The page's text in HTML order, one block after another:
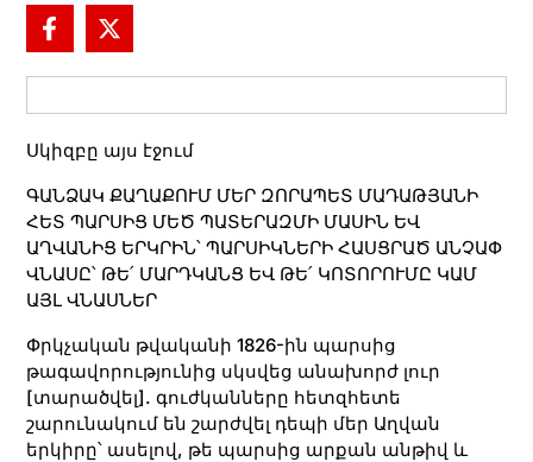
Սկիզբը այս էջում
ԳԱՆՁԱԿ ՔԱՂԱՔՈՒՄ ՄԵՐ ԶՈՐԱՊԵՏ ՄԱԴԱԹՅԱՆԻ
ՀԵՏ ՊԱՐՍԻՑ ՄԵԾ ՊԱՏԵՐԱԶՄԻ ՄԱՍԻՆ ԵՎ
ԱՂՎԱՆԻՑ ԵՐԿՐԻՆ՝ ՊԱՐՍԻԿՆԵՐԻ ՀԱՍՑՐԱԾ ԱՆՉԱՓ
ՎՆԱՍԸ՝ ԹԵ՛ ՄԱՐԴԿԱՆՑ ԵՎ ԹԵ՛ ԿՈՏՈՐՈՒՄԸ ԿԱՄ
ԱՅԼ ՎՆԱՍՆԵՐ
Փրկչական թվականի 1826-ին պարսից
թագավորությունից սկսվեց անախորժ լուր
[տարածվել]. գուժկանները հետզհետե
շարունակում են շարժվել դեպի մեր Աղվան
երկիրը՝ ասելով, թե պարսից արքան անթիվ և